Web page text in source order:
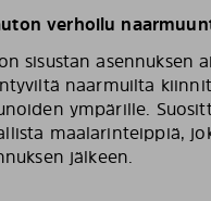
verhoilu
sisustan asennuksen
naarmuilta
ympärille.
maalarinteippiä,
jälkeen.